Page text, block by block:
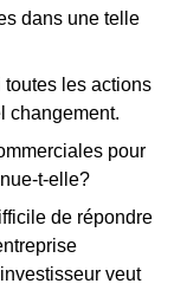
dans une telle
les actions
changement.
pour
t-elle?
de répondre
veut